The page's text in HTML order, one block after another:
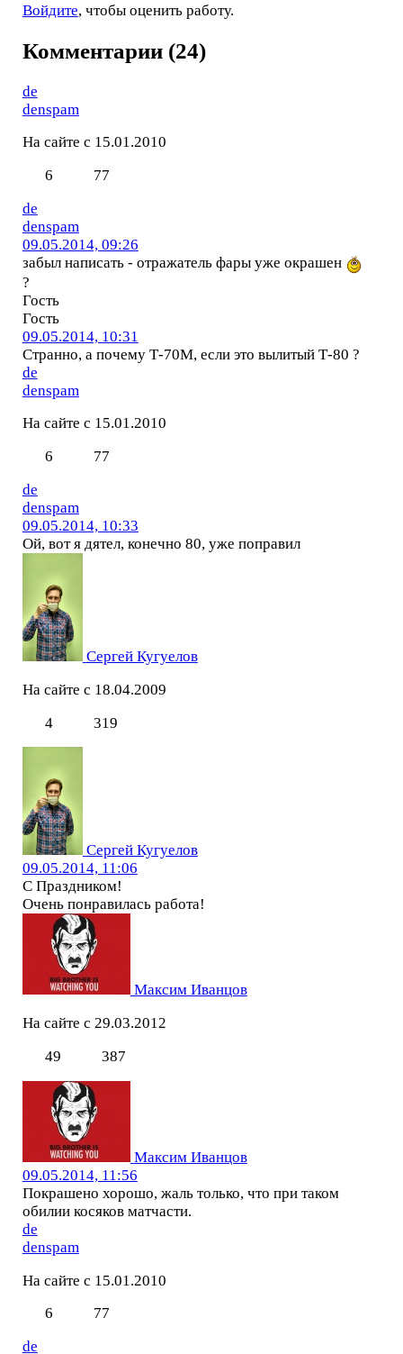
Войдите, чтобы оценить работу.
Комментарии (24)
de
denspam
На сайте с 15.01.2010
6
77
de
denspam
09.05.2014, 09:26
забыл написать - отражатель фары уже окрашен
?
Гость
Гость
09.05.2014, 10:31
Странно, а почему Т-70М, если это вылитый Т-80 ?
de
denspam
На сайте с 15.01.2010
6
77
de
denspam
09.05.2014, 10:33
Ой, вот я дятел, конечно 80, уже поправил
Сергей Кугуелов
На сайте с 18.04.2009
4
319
Сергей Кугуелов
09.05.2014, 11:06
С Праздником!
Очень понравилась работа!
Максим Иванцов
На сайте с 29.03.2012
49
387
Максим Иванцов
09.05.2014, 11:56
Покрашено хорошо, жаль только, что при таком
обилии косяков матчасти.
de
denspam
На сайте с 15.01.2010
6
77
de